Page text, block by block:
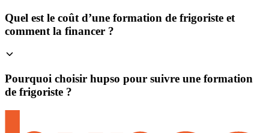
Quel est le coût d’une formation de frigoriste et
comment la financer ?
Pourquoi choisir hupso pour suivre une formation
de frigoriste ?